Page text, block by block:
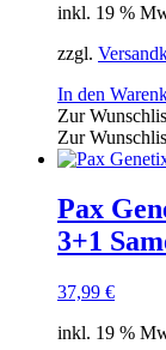
inkl. 19 %
zzgl.
In den
Zur
Zur
Pax
3+1
37,99 €
inkl. 19 %